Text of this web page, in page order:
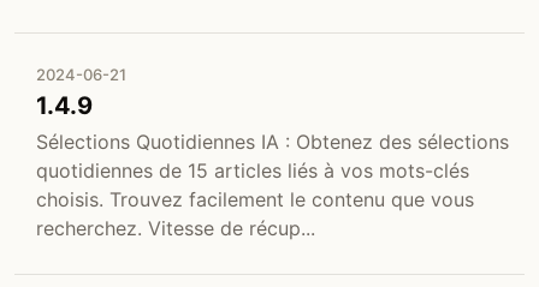
2024-06-21
1.4.9
Sélections Quotidiennes IA : Obtenez des sélections
quotidiennes de 15 articles liés à vos mots-clés
choisis. Trouvez facilement le contenu que vous
recherchez. Vitesse de récup...